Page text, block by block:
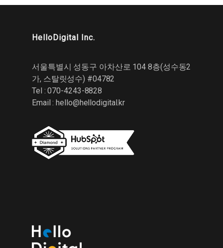
HelloDigital Inc.
서울특별시 성동구 아차산로 104 8층(성수동2
가, 스탈릿성수) #04782
Tel : 070-4243-8828
Email :hello@hellodigital.kr